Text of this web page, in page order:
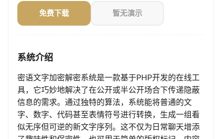
免费下载 暂无演示
系统介绍
密语文字加密解密系统是一款基于PHP开发的在线工
具，它巧妙地解决了在公开或半公开场合下传递隐蔽
信息的需求。通过独特的算法，系统能将普通的文
字、数字、代码甚至表情符号进行转换，生成一组看
似无序但可逆的新文字序列。这不仅为日常聊天增添